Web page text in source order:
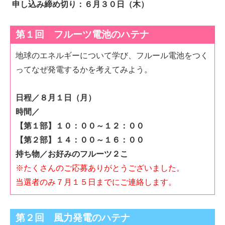
申し込み締め切り：６月３０日（木）
第１回 フルーツ電池のハテナ
地球のエネルギーについて学び、フルール電池をつく
ってなぜ発電するかを考えてみよう。
日程／８月１日（月）
時間／
【第１部】１０：００～１２：００
【第２部】１４：００～１６：００
持ち物／お好みのフルーツ２こ
※たくさんのご応募ありがとうございました。
当選者のみ７月１５日までにご連絡します。
第２回 風力発電のハテナ